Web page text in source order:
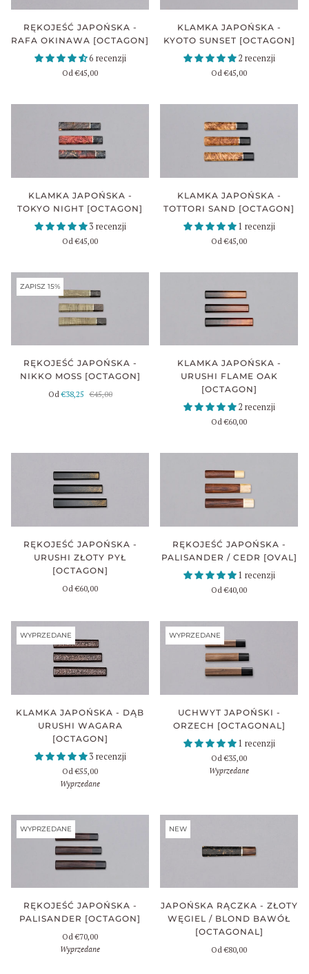
RĘKOJEŚĆ JAPOŃSKA -
RAFA OKINAWA [OCTAGON]
6 recenzji
Od€45,00
KLAMKA JAPOŃSKA -
KYOTO SUNSET [OCTAGON]
2 recenzji
Od€45,00
KLAMKA JAPOŃSKA -
TOKYO NIGHT [OCTAGON]
3 recenzji
Od€45,00
KLAMKA JAPOŃSKA -
TOTTORI SAND [OCTAGON]
1 recenzji
Od€45,00
ZAPISZ 15%
RĘKOJEŚĆ JAPOŃSKA -
NIKKO MOSS [OCTAGON]
Od€38,25 €45,00
KLAMKA JAPOŃSKA -
URUSHI FLAME OAK
[OCTAGON]
2 recenzji
Od€60,00
RĘKOJEŚĆ JAPOŃSKA -
URUSHI ZŁOTY PYŁ
[OCTAGON]
Od€60,00
RĘKOJEŚĆ JAPOŃSKA -
PALISANDER / CEDR [OVAL]
1 recenzji
Od€40,00
WYPRZEDANE
KLAMKA JAPOŃSKA - DĄB
URUSHI WAGARA
[OCTAGON]
3 recenzji
Od€55,00
Wyprzedane
WYPRZEDANE
UCHWYT JAPOŃSKI -
ORZECH [OCTAGONAL]
1 recenzji
Od€35,00
Wyprzedane
WYPRZEDANE
RĘKOJEŚĆ JAPOŃSKA -
PALISANDER [OCTAGON]
Od€70,00
Wyprzedane
NEW
JAPOŃSKA RĄCZKA - ZŁOTY
WĘGIEL / BLOND BAWÓŁ
[OCTAGONAL]
Od€80,00